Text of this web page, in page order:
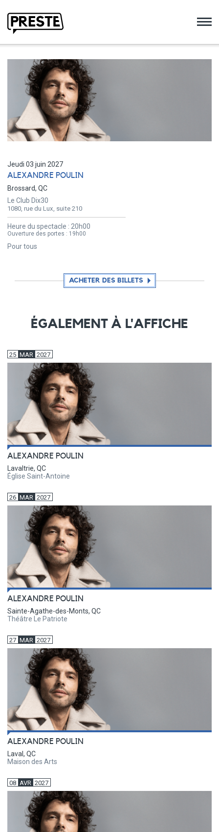
Jeudi 03 juin 2027
ALEXANDRE POULIN
Brossard, QC
Le Club Dix30
1080, rue du Lux, suite 210
Heure du spectacle : 20h00
Ouverture des portes : 19h00
Pour tous
ACHETER DES BILLETS
ÉGALEMENT À L'AFFICHE
25 MAR 2027
ALEXANDRE POULIN
Lavaltrie, QC
Église Saint-Antoine
26 MAR 2027
ALEXANDRE POULIN
Sainte-Agathe-des-Monts, QC
Théâtre Le Patriote
27 MAR 2027
ALEXANDRE POULIN
Laval, QC
Maison des Arts
08 AVR 2027